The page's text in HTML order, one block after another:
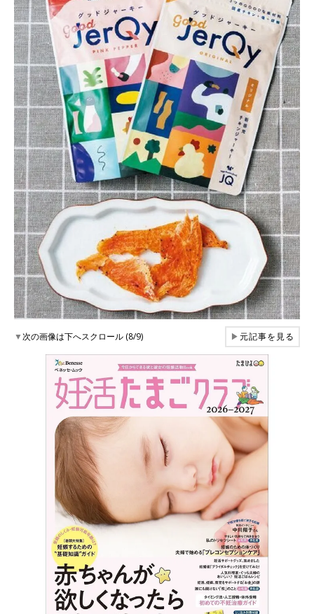
▼次の画像は下へスクロール (8/9) ▶元記事を見る